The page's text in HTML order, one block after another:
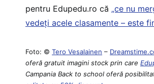
pentru Edupedu.ro că „ce nu
vedeți acele clasamente – este
Foto: © Tero Vesalainen –
oferă gratuit imagini stock prin care
Campania Back to school oferă